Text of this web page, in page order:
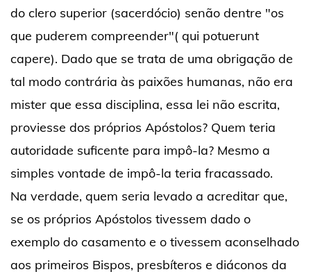
do clero superior (sacerdócio) senão dentre "os
que puderem compreender"( qui potuerunt
capere). Dado que se trata de uma obrigação de
tal modo contrária às paixões humanas, não era
mister que essa disciplina, essa lei não escrita,
proviesse dos próprios Apóstolos? Quem teria
autoridade suficente para impô-la? Mesmo a
simples vontade de impô-la teria fracassado.
Na verdade, quem seria levado a acreditar que,
se os próprios Apóstolos tivessem dado o
exemplo do casamento e o tivessem aconselhado
aos primeiros Bispos, presbíteros e diáconos da